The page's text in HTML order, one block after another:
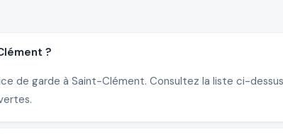
?
de garde à Saint-Clément. Consultez la liste ci-